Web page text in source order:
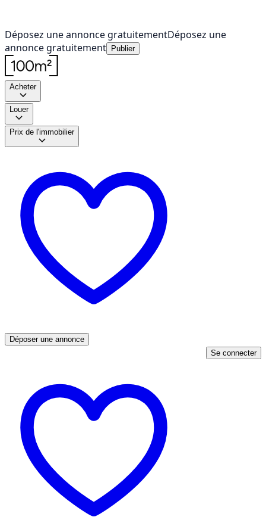
Déposez une annonce gratuitementDéposez une
annonce gratuitement
Publier
Acheter
Louer
Prix de l'immobilier
Déposer une annonce
Se connecter